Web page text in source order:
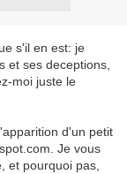
s'il en est: je
et ses deceptions,
moi juste le
d'un petit
Je vous
et pourquoi pas,